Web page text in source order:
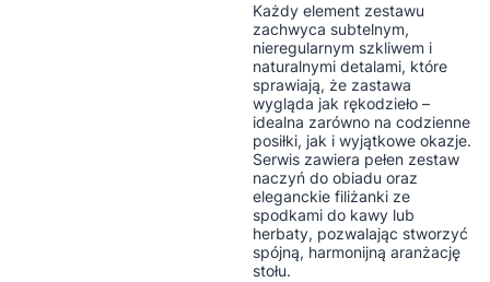
Każdy element zestawu
zachwyca subtelnym,
nieregularnym szkliwem i
naturalnymi detalami, które
sprawiają, że zastawa
wygląda jak rękodzieło –
idealna zarówno na codzienne
posiłki, jak i wyjątkowe okazje.
Serwis zawiera pełen zestaw
naczyń do obiadu oraz
eleganckie filiżanki ze
spodkami do kawy lub
herbaty, pozwalając stworzyć
spójną, harmonijną aranżację
stołu.